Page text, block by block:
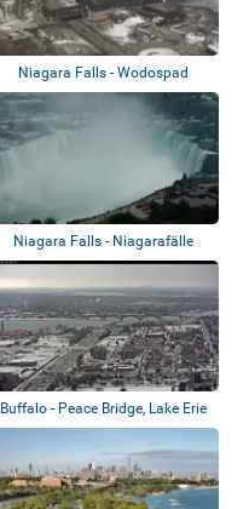
Niagara Falls - Wodospad
Niagara
Niagara Falls - Niagarafälle
Buffalo - Peace Bridge, Lake Erie